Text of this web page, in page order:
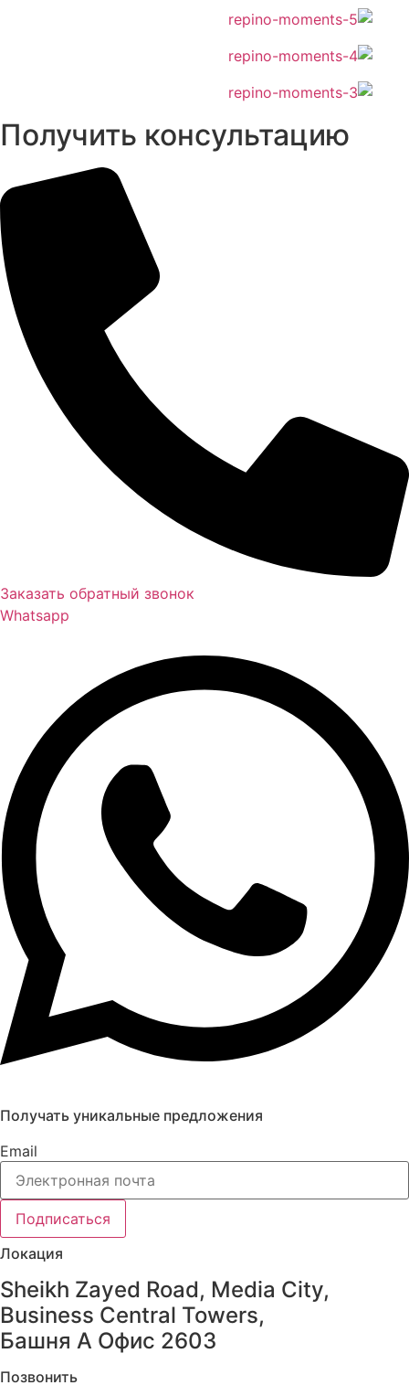
Получить консультацию
Заказать обратный звонок
Whatsapp
Получать уникальные предложения
Email
Подписаться
Локация
Sheikh Zayed Road, Media City,
Business Central Towers,
Башня A Офис 2603
Позвонить